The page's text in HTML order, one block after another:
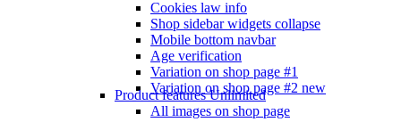
Cookies law info
Shop sidebar widgets collapse
Mobile bottom navbar
Age verification
Variation on shop page #1
Variation on shop page #2 new
Product featuresUnlimited
All images on shop page